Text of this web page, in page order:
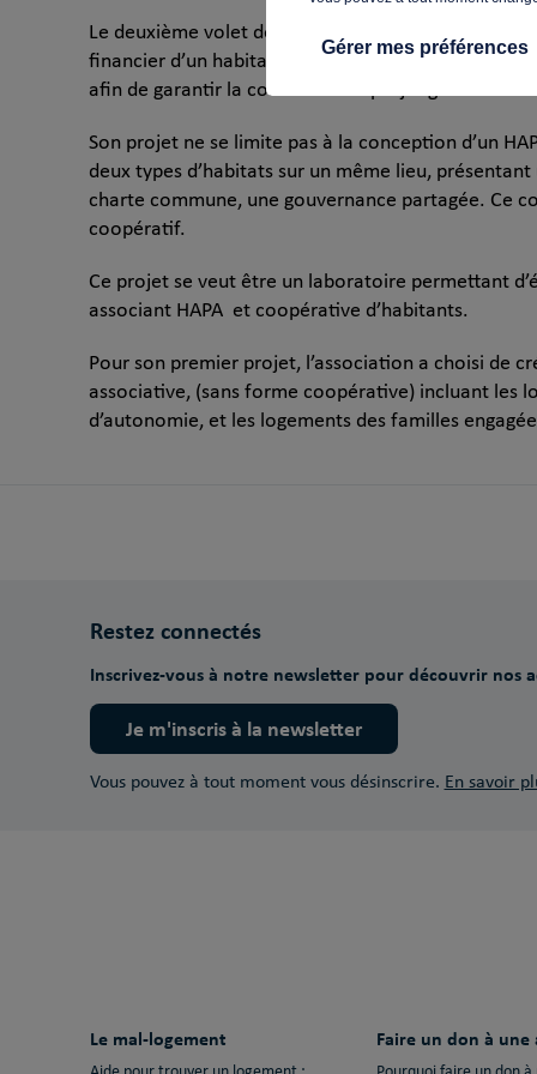
Le deuxième volet de sa mission est de mener
financier d’un habitat coopératif, relevant d’une
afin de garantir la cohérence du projet global.
Son projet ne se limite pas à la conception d’un
deux types d’habitats sur un même lieu,
charte commune, une gouvernance partagée. Ce
coopératif.
Ce projet se veut être un laboratoire permettant
associant HAPA et coopérative d’habitants.
Pour son premier projet, l’association a choisi de
associative, (sans forme coopérative) incluant les
d’autonomie, et les logements des familles
Restez connectés
Inscrivez-vous à notre newsletter pour découvrir nos
Je m'inscris à la newsletter
Vous pouvez à tout moment vous désinscrire. En savoir
Le mal-logement Faire un don à une
Gérer mes préférences